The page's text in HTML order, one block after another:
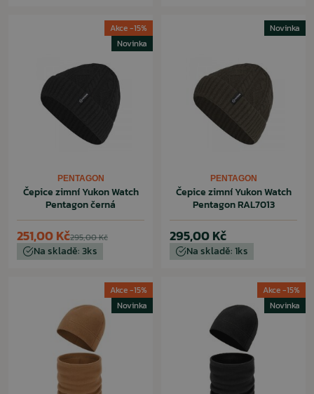
Akce -15%
Novinka
PENTAGON
Čepice zimní Yukon Watch
Pentagon černá
295,00 Kč
251,00 Kč
Na skladě: 3ks
Novinka
PENTAGON
Čepice zimní Yukon Watch
Pentagon RAL7013
295,00 Kč
Na skladě: 1ks
Akce -15%
Novinka
Akce -15%
Novinka